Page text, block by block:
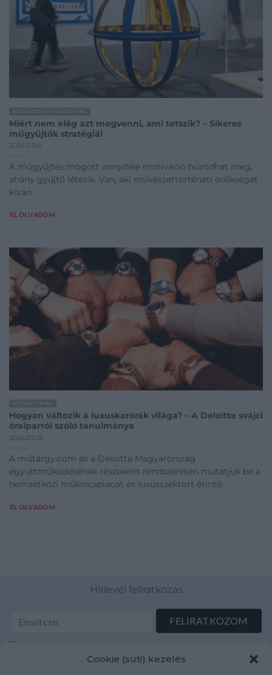
Cookie (süti) kezelés
Miért nem elég azt megvenni, ami tetszik? – Sikeres
műgyűjtők stratégiái
2026.07.14.
A műgyűjtés mögött annyiféle motiváció húzódhat meg,
ahány gyűjtő létezik. Van, aki művészettörténeti örökséget
kíván
ELOLVASOM
Hogyan változik a luxuskarórák világa? – A Deloitte svájci
óraiparról szóló tanulmánya
2026.07.08.
A műtárgy.com és a Deloitte Magyarország
együttműködésének részeként rendszeresen mutatjuk be a
nemzetközi műkincspiacot és luxusszektort érintő
ELOLVASOM
Hírlevél feliratkozás
mutargy.com/adatkezelesi-tajekoztato/